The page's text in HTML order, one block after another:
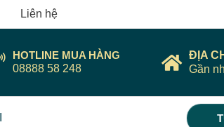
Liên hệ
HOTLINE MUA HÀNG
08888 58 248
ĐỊA
Gần